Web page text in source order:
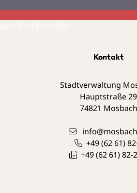
Kontakt
Stadtverwaltung
Hauptstraße 29
74821 Mosbach
+49 (62 61)
+49 (62 61) 82-2